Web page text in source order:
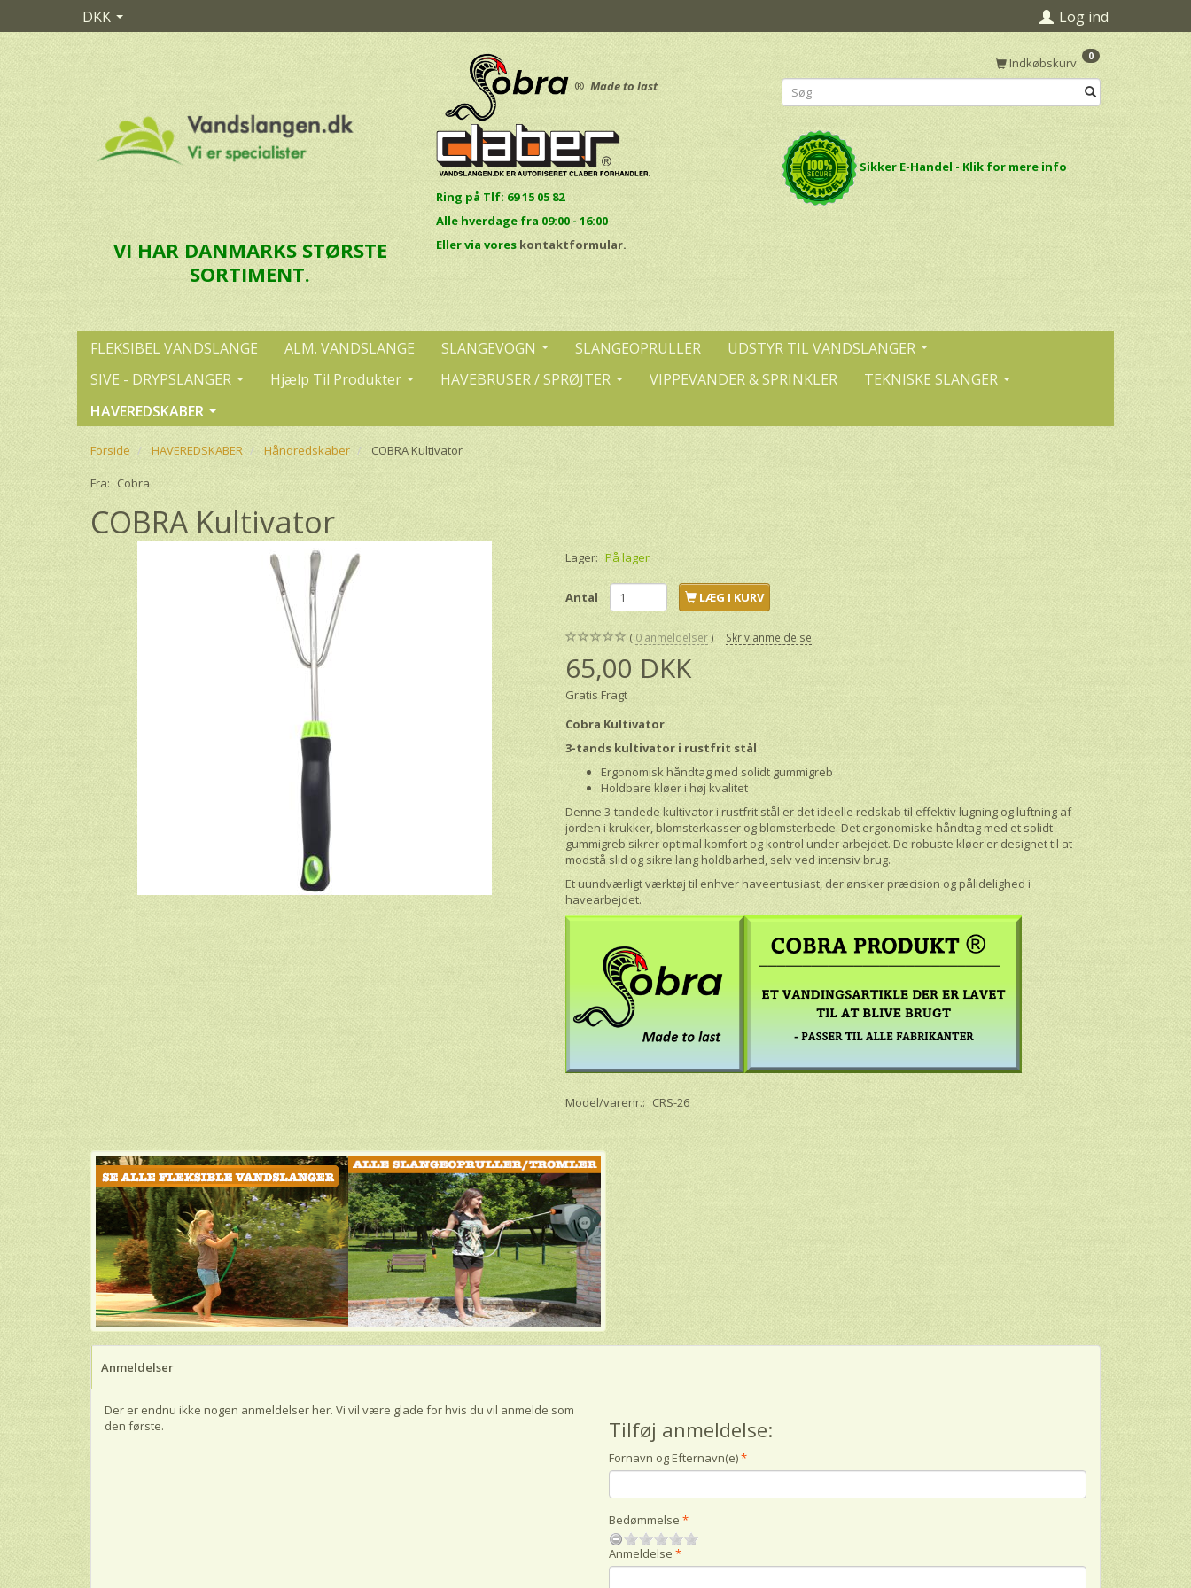
DKK Log ind
VI HAR DANMARKS STØRSTE
SORTIMENT.
® Made to last
Ring på Tlf: 69 15 05 82
Alle hverdage fra 09:00 - 16:00
Eller via vores kontaktformular.
Indkøbskurv 0
Sikker E-Handel - Klik for mere info
FLEKSIBEL VANDSLANGE ALM. VANDSLANGE SLANGEVOGN SLANGEOPRULLER
UDSTYR TIL VANDSLANGER
SIVE - DRYPSLANGER
Hjælp Til Produkter HAVEBRUSER / SPRØJTER VIPPEVANDER & SPRINKLER
TEKNISKE SLANGER
HAVEREDSKABER
Forside HAVEREDSKABER Håndredskaber COBRA Kultivator
Fra: Cobra
COBRA Kultivator
Lager: På lager
Antal LÆG I KURV
0 anmeldelser Skriv anmeldelse
65,00 DKK
Gratis Fragt
Cobra Kultivator
3-tands kultivator i rustfrit stål
Ergonomisk håndtag med solidt gummigreb
Holdbare kløer i høj kvalitet
Denne 3-tandede kultivator i rustfrit stål er det ideelle redskab til effektiv lugning og luftning af
jorden i krukker, blomsterkasser og blomsterbede. Det ergonomiske håndtag med et solidt
gummigreb sikrer optimal komfort og kontrol under arbejdet. De robuste kløer er designet til at
modstå slid og sikre lang holdbarhed, selv ved intensiv brug.
Et uundværligt værktøj til enhver haveentusiast, der ønsker præcision og pålidelighed i
havearbejdet.
Model/varenr.: CRS-26
Anmeldelser
Der er endnu ikke nogen anmeldelser her. Vi vil være glade for hvis du vil anmelde som
den første.
Tilføj anmeldelse:
Fornavn og Efternavn(e)
Bedømmelse
Anmeldelse